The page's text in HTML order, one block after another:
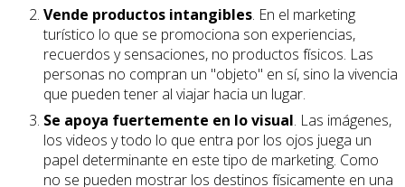
Vende productos intangibles. En el marketing
turístico lo que se promociona son experiencias,
recuerdos y sensaciones, no productos físicos. Las
personas no compran un "objeto" en sí, sino la vivencia
que pueden tener al viajar hacia un lugar.
Se apoya fuertemente en lo visual. Las imágenes,
los videos y todo lo que entra por los ojos juega un
papel determinante en este tipo de marketing. Como
no se pueden mostrar los destinos físicamente en una